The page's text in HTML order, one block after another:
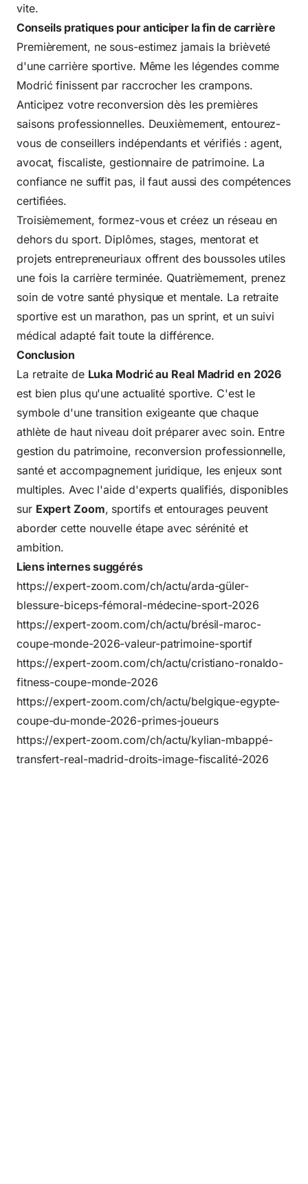
vite.
Conseils pratiques pour anticiper la fin de carrière
Premièrement, ne sous-estimez jamais la brièveté
d'une carrière sportive. Même les légendes comme
Modrić finissent par raccrocher les crampons.
Anticipez votre reconversion dès les premières
saisons professionnelles. Deuxièmement, entourez-
vous de conseillers indépendants et vérifiés : agent,
avocat, fiscaliste, gestionnaire de patrimoine. La
confiance ne suffit pas, il faut aussi des compétences
certifiées.
Troisièmement, formez-vous et créez un réseau en
dehors du sport. Diplômes, stages, mentorat et
projets entrepreneuriaux offrent des boussoles utiles
une fois la carrière terminée. Quatrièmement, prenez
soin de votre santé physique et mentale. La retraite
sportive est un marathon, pas un sprint, et un suivi
médical adapté fait toute la différence.
Conclusion
La retraite de Luka Modrić au Real Madrid en 2026
est bien plus qu'une actualité sportive. C'est le
symbole d'une transition exigeante que chaque
athlète de haut niveau doit préparer avec soin. Entre
gestion du patrimoine, reconversion professionnelle,
santé et accompagnement juridique, les enjeux sont
multiples. Avec l'aide d'experts qualifiés, disponibles
sur Expert Zoom, sportifs et entourages peuvent
aborder cette nouvelle étape avec sérénité et
ambition.
Liens internes suggérés
https://expert-zoom.com/ch/actu/arda-güler-
blessure-biceps-fémoral-médecine-sport-2026
https://expert-zoom.com/ch/actu/brésil-maroc-
coupe-monde-2026-valeur-patrimoine-sportif
https://expert-zoom.com/ch/actu/cristiano-ronaldo-
fitness-coupe-monde-2026
https://expert-zoom.com/ch/actu/belgique-egypte-
coupe-du-monde-2026-primes-joueurs
https://expert-zoom.com/ch/actu/kylian-mbappé-
transfert-real-madrid-droits-image-fiscalité-2026